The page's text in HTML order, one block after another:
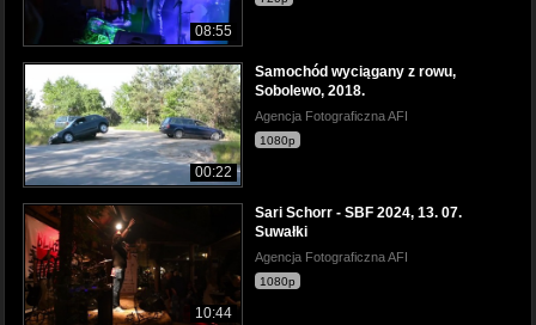
08:55
00:22
Samochód wyciągany z rowu,
Sobolewo, 2018.
Agencja Fotograficzna AFI
1080p
10:44
Sari Schorr - SBF 2024, 13. 07.
Suwałki
Agencja Fotograficzna AFI
1080p